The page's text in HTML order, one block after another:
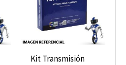
Kit Transmisión